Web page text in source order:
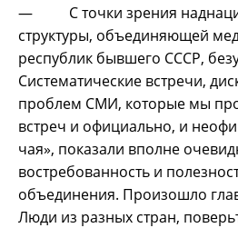
— С точки зрения
структуры, объединяющей
республик бывшего СССР,
Систематические встречи,
проблем СМИ, которые мы
встреч и официально, и
чая», показали вполне
востребованность и
объединения. Произошло
Люди из разных стран,